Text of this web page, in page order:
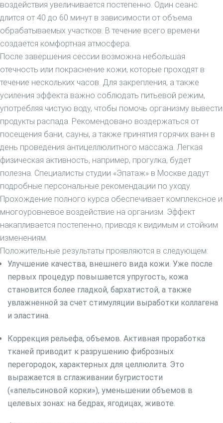
воздействия увеличивается постепенно. Один сеанс
длится от 40 до 60 минут в зависимости от объема
обрабатываемых участков. В течение всего времени
создается комфортная атмосфера.
После завершения сессии возможна небольшая
отечность или покраснение кожи, которые проходят в
течение нескольких часов. Для закрепления, а также
усиления эффекта важно соблюдать питьевой режим,
употребляя чистую воду, чтобы помочь организму вывести
продукты распада. Рекомендовано воздержаться от
посещения бани, сауны, а также принятия горячих ванн в
день проведения антицеллюлитного массажа. Легкая
физическая активность, например, прогулка, будет
полезна. Специалисты студии «Эпатаж» в Москве дадут
подробные персональные рекомендации по уходу.
Прохождение полного курса обеспечивает комплексное и
многоуровневое воздействие на организм. Эффект
накапливается постепенно, приводя к видимым и стойким
изменениям.
Положительные результаты проявляются в следующем:
Улучшение качества, внешнего вида кожи. Уже после
первых процедур повышается упругость, кожа
становится более гладкой, бархатистой, а также
увлажненной за счет стимуляции выработки коллагена
и эластина.
Коррекция рельефа, объемов. Активная проработка
тканей приводит к разрушению фиброзных
перегородок, характерных для целлюлита. Это
выражается в сглаживании бугристости
(«апельсиновой корки»), уменьшении объемов в
целевых зонах: на бедрах, ягодицах, животе.